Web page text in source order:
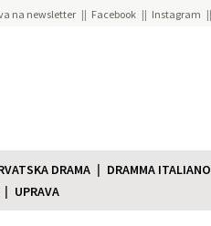
na newsletter Facebook Instagram
DRAMA
DRAMMA ITALIANO
UPRAVA